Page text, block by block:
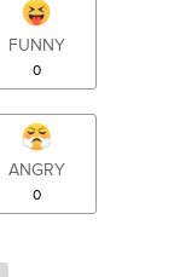
FUNNY
0
ANGRY
0